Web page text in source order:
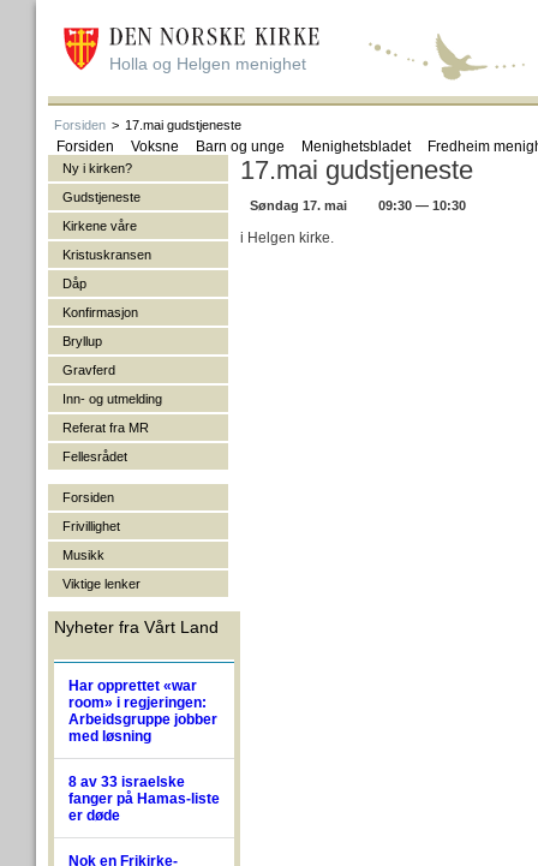
Holla og Helgen menighet
Forsiden > 17.mai gudstjeneste
Forsiden Voksne Barn og unge Menighetsbladet Fredheim
Ny i kirken?
Gudstjeneste
Kirkene våre
Kristuskransen
Dåp
Konfirmasjon
Bryllup
Gravferd
Inn- og utmelding
Referat fra MR
Fellesrådet
Forsiden
Frivillighet
Musikk
Viktige lenker
Nyheter fra Vårt Land
Har opprettet «war
room» i regjeringen:
Arbeidsgruppe jobber
med løsning
8 av 33 israelske
fanger på Hamas-liste
er døde
Nok en Frikirke-
17.mai gudstjeneste
Søndag 17. mai 09:30 — 10:30
i Helgen kirke.